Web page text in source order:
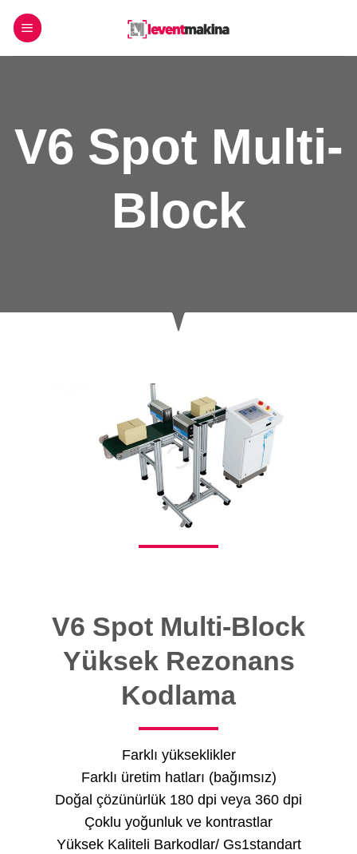
İçeriğe
atla
V6 Spot Multi-
Block
V6 Spot Multi-Block
Yüksek Rezonans
Kodlama
Farklı yükseklikler
Farklı üretim hatları (bağımsız)
Doğal çözünürlük 180 dpi veya 360 dpi
Çoklu yoğunluk ve kontrastlar
Yüksek Kaliteli Barkodlar/ Gs1standart